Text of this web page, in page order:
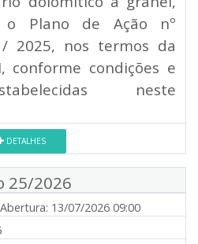
Plano de Ação nº
/ 2025, nos termos da
conforme condições e
neste
DETALHES
25/2026
Abertura: 13/07/2026 09:00